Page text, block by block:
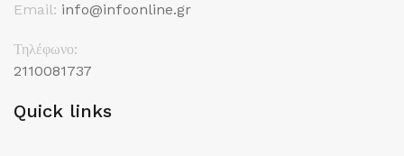
Email: info@infoonline.gr
Τηλέφωνο:
2110081737
Quick links